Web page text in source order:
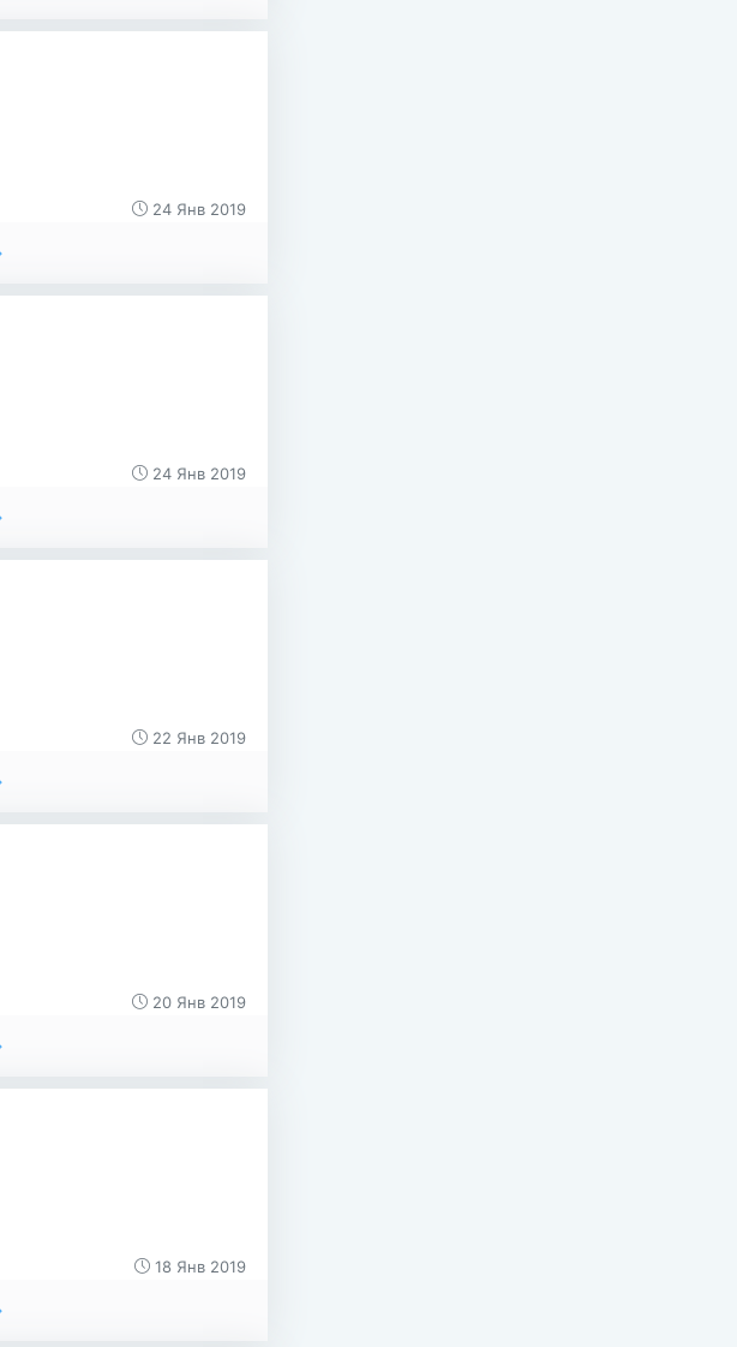
24 Янв 2019
24 Янв 2019
22 Янв 2019
20 Янв 2019
18 Янв 2019